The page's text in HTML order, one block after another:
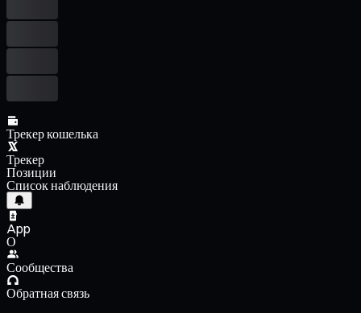
Трекер кошелька
Трекер
Позиции
Список наблюдения
App
О
Сообщества
Обратная связь